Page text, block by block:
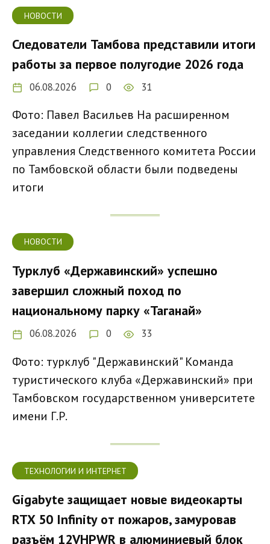
НОВОСТИ
Следователи Тамбова представили итоги
работы за первое полугодие 2026 года
06.08.2026 0 31
Фото: Павел Васильев На расширенном
заседании коллегии следственного
управления Следственного комитета России
по Тамбовской области были подведены
итоги
НОВОСТИ
Турклуб «Державинский» успешно
завершил сложный поход по
национальному парку «Таганай»
06.08.2026 0 33
Фото: турклуб "Державинский" Команда
туристического клуба «Державинский» при
Тамбовском государственном университете
имени Г.Р.
ТЕХНОЛОГИИ И ИНТЕРНЕТ
Gigabyte защищает новые видеокарты
RTX 50 Infinity от пожаров, замуровав
разъём 12VHPWR в алюминиевый блок